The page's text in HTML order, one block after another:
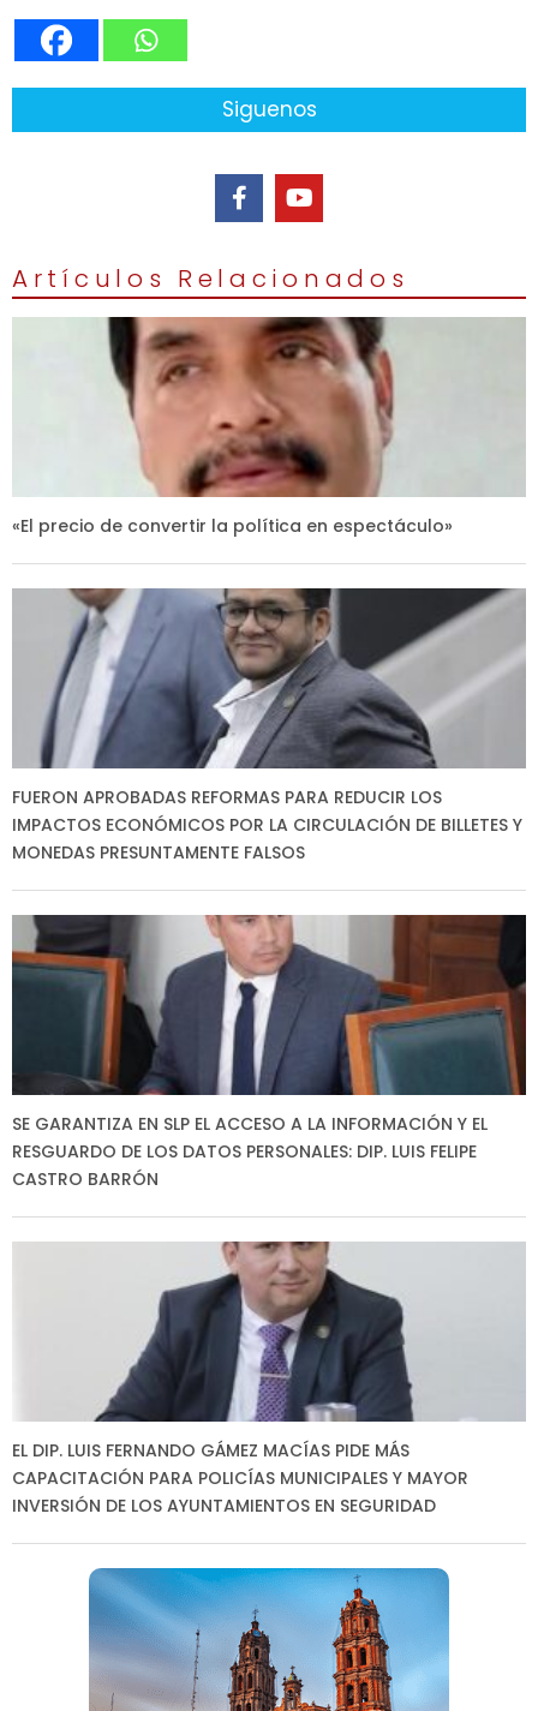
Siguenos
Artículos Relacionados
«El precio de convertir la política en espectáculo»
FUERON APROBADAS REFORMAS PARA REDUCIR LOS
IMPACTOS ECONÓMICOS POR LA CIRCULACIÓN DE BILLETES Y
MONEDAS PRESUNTAMENTE FALSOS
SE GARANTIZA EN SLP EL ACCESO A LA INFORMACIÓN Y EL
RESGUARDO DE LOS DATOS PERSONALES: DIP. LUIS FELIPE
CASTRO BARRÓN
EL DIP. LUIS FERNANDO GÁMEZ MACÍAS PIDE MÁS
CAPACITACIÓN PARA POLICÍAS MUNICIPALES Y MAYOR
INVERSIÓN DE LOS AYUNTAMIENTOS EN SEGURIDAD